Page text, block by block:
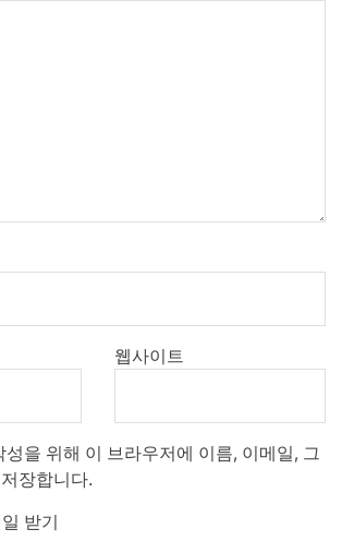
웹사이트
성을 위해 이 브라우저에 이름, 이메일, 그
장합니다.
받기